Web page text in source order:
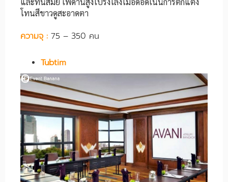
โทนสีขาวดูสะอาดตา
ความจุ : 75 – 350 คน
Tubtim